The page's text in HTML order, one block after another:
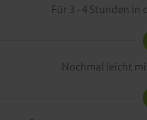
Für 3 - 4 Stunden in
Nochmal leicht